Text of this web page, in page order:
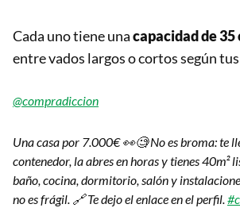
Cada uno tiene unacapacidad de 35
entre vados largos o cortos según
@compradiccion
Una casa por 7.000€ 👀🧐 No es broma: te
contenedor, la abres en horas y tienes 40m²
baño, cocina, dormitorio, salón y
no es frágil. 🔗 Te dejo el enlace en el perfil.